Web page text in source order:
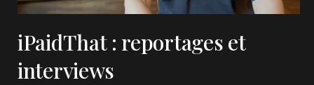
iPaidThat : reportages et
interviews